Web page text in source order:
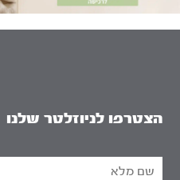
הצטרפו לניוזלטר שלנו